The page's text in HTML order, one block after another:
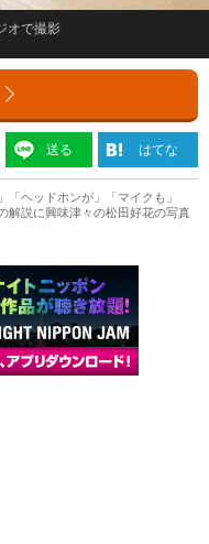
オで撮影
送る はてな
「ヘッドホンが」「マイクも」
解説に興味津々の松田好花の写真